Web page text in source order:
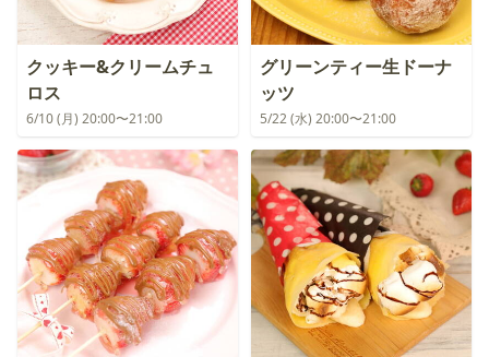
クッキー&クリームチュ
ロス
6/10 (月) 20:00〜21:00
グリーンティー生ドーナ
ッツ
5/22 (水) 20:00〜21:00